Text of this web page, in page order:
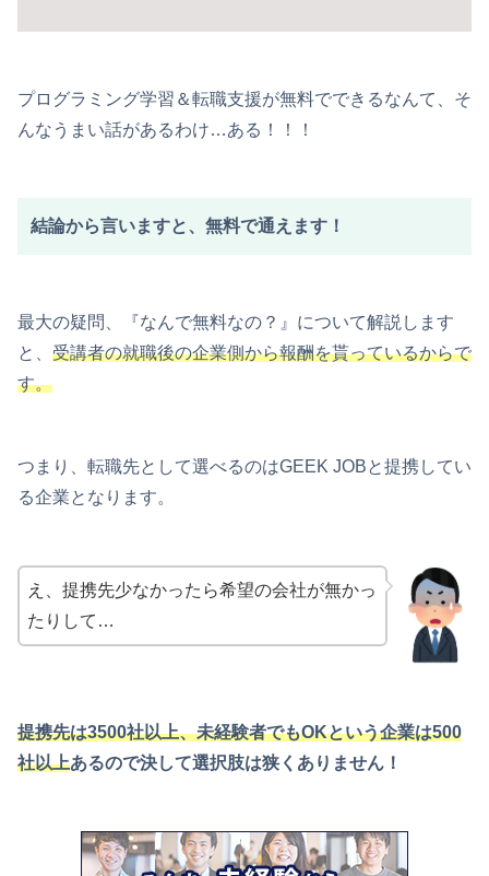
プログラミング学習＆転職支援が無料でできるなんて、そ
んなうまい話があるわけ…ある！！！
結論から言いますと、無料で通えます！
最大の疑問、『なんで無料なの？』について解説します
と、 受講者の就職後の企業側から報酬を貰っているからで
す。
つまり、転職先として選べるのはGEEK JOBと提携してい
る企業となります。
え、提携先少なかったら希望の会社が無かっ
たりして…
提携先は3500社以上、未経験者でもOKという企業は500
社以上あるので決して選択肢は狭くありません！